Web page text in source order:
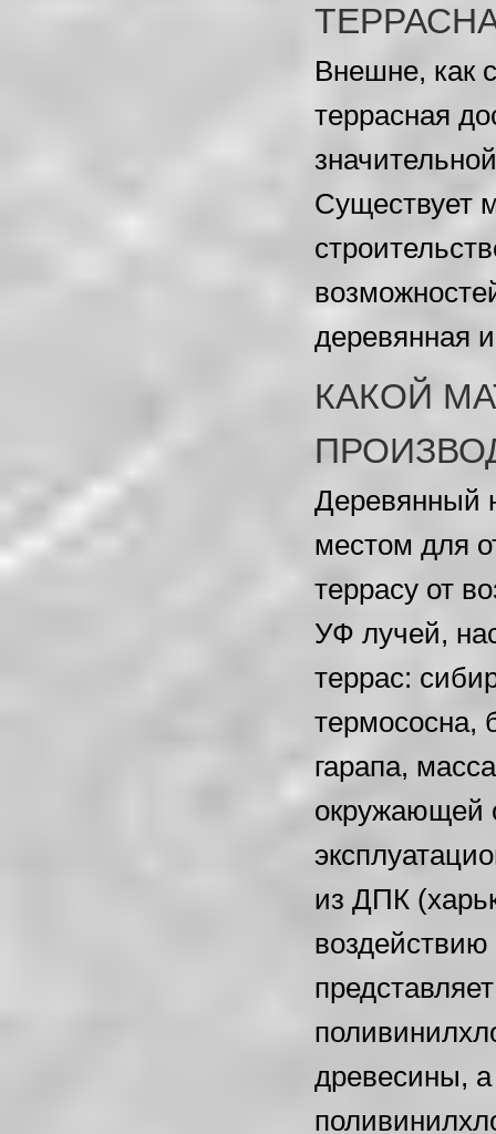
Внешне, как
террасная
Существует
деревянная
КАКОЙ
Деревянный
местом для
террасу от
УФ лучей,
террас:
термососна,
гарапа,
окружающей
из ДПК
воздействию
древесины,